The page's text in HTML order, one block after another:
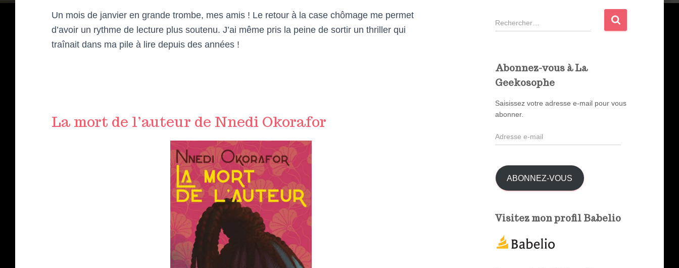
Un mois de janvier en grande trombe, mes amis ! Le retour à la case chômage me permet
d’avoir un rythme de lecture plus soutenu. J’ai même pris la peine de sortir un thriller qui
traînait dans ma pile à lire depuis des années !
La mort de l’auteur de Nnedi Okorafor
R
e
c
e
r
:
Abonnez-vous à La
Geekosophe
Saisissez votre adresse e-mail pour vous
abonner.
A
d
s
s
a
ABONNEZ-VOUS
Visitez mon profil Babelio